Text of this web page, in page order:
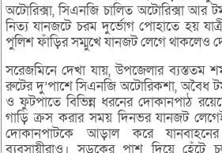
অটোরিক্সা, সিএনজি চালিত অটোরিক্সা আর
নিত্য যানজটে চরম দুর্ভোগ পোহাতে হয়
পুলিশ ফাঁড়ির সম্মুখে যানজট লেগে থাকলেও
সরেজমিনে দেখা যায়, উপজেলার ব্যস্ততম
রুটের দু’পাশে সিএনজি অটোরিকশা, অবৈধ
ও ফুটপাতে বিভিন্ন ধরনের দোকানপাঠ
গাড়ি ক্রস করার সময় দিনভর যানজট
দোকানপাটকে আড়াল করে